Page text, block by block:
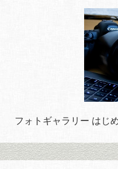
フォトギャラリー はじ